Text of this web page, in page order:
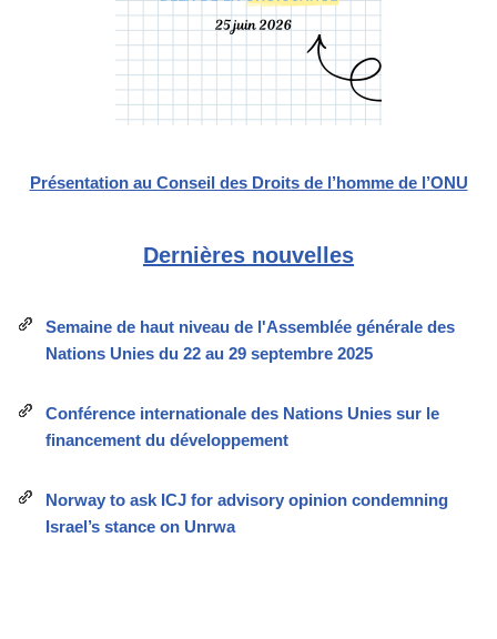
Présentation au Conseil des Droits de l’homme de l’ONU
Dernières nouvelles
Semaine de haut niveau de l'Assemblée générale des
Nations Unies du 22 au 29 septembre 2025
Conférence internationale des Nations Unies sur le
financement du développement
Norway to ask ICJ for advisory opinion condemning
Israel’s stance on Unrwa